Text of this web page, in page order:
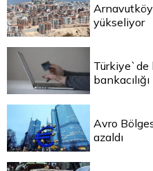
yükseliyor
Türkiye`de
Avro
azaldı